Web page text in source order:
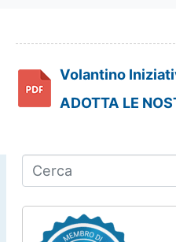
Volantino
ADOTTA LE